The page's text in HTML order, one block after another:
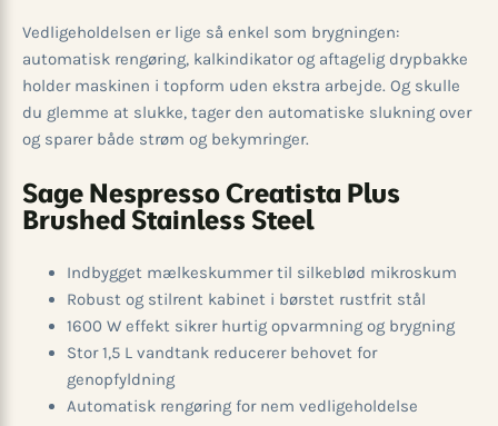
Vedligeholdelsen er lige så enkel som brygningen:
automatisk rengøring, kalkindikator og aftagelig drypbakke
holder maskinen i topform uden ekstra arbejde. Og skulle
du glemme at slukke, tager den automatiske slukning over
og sparer både strøm og bekymringer.
Sage Nespresso Creatista Plus
Brushed Stainless Steel
Indbygget mælkeskummer til silkeblød mikroskum
Robust og stilrent kabinet i børstet rustfrit stål
1600 W effekt sikrer hurtig opvarmning og brygning
Stor 1,5 L vandtank reducerer behovet for
genopfyldning
Automatisk rengøring for nem vedligeholdelse